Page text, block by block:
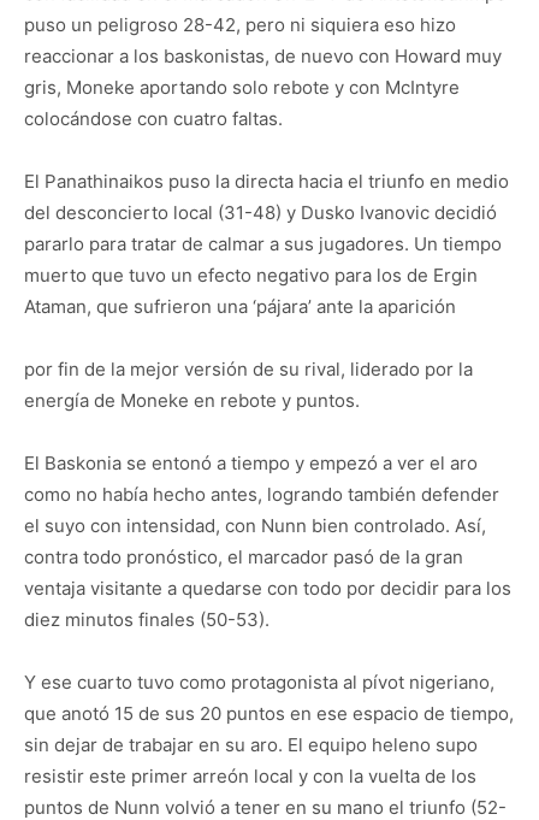
puso un peligroso 28-42, pero ni siquiera eso hizo
reaccionar a los baskonistas, de nuevo con Howard muy
gris, Moneke aportando solo rebote y con McIntyre
colocándose con cuatro faltas.
El Panathinaikos puso la directa hacia el triunfo en medio
del desconcierto local (31-48) y Dusko Ivanovic decidió
pararlo para tratar de calmar a sus jugadores. Un tiempo
muerto que tuvo un efecto negativo para los de Ergin
Ataman, que sufrieron una ‘pájara’ ante la aparición
por fin de la mejor versión de su rival, liderado por la
energía de Moneke en rebote y puntos.
El Baskonia se entonó a tiempo y empezó a ver el aro
como no había hecho antes, logrando también defender
el suyo con intensidad, con Nunn bien controlado. Así,
contra todo pronóstico, el marcador pasó de la gran
ventaja visitante a quedarse con todo por decidir para los
diez minutos finales (50-53).
Y ese cuarto tuvo como protagonista al pívot nigeriano,
que anotó 15 de sus 20 puntos en ese espacio de tiempo,
sin dejar de trabajar en su aro. El equipo heleno supo
resistir este primer arreón local y con la vuelta de los
puntos de Nunn volvió a tener en su mano el triunfo (52-